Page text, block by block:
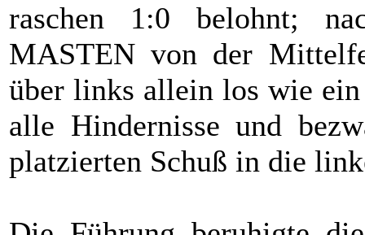
raschen 1:0 belohnt;
MASTEN von der
über links allein los wie
alle Hindernisse und
platzierten Schuß in die